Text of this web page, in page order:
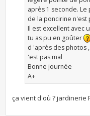
après 1 seconde.
de la poncirine n'est
Il est excellent avec
tu as pu en goûter
d 'après des photos
'est pas mal
Bonne journée
A+
ça vient d'où ? jardinerie